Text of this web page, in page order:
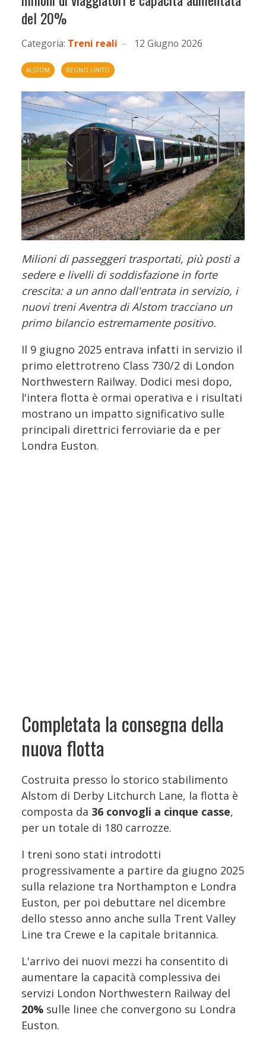
del 20%
Categoria: Treni reali 12 Giugno 2026
ALSTOM REGNO UNITO
Milioni di passeggeri trasportati, più posti a
sedere e livelli di soddisfazione in forte
crescita: a un anno dall'entrata in servizio, i
nuovi treni Aventra di Alstom tracciano un
primo bilancio estremamente positivo.
Il 9 giugno 2025 entrava infatti in servizio il
primo elettrotreno Class 730/2 di London
Northwestern Railway. Dodici mesi dopo,
l'intera flotta è ormai operativa e i risultati
mostrano un impatto significativo sulle
principali direttrici ferroviarie da e per
Londra Euston.
Completata la consegna della
nuova flotta
Costruita presso lo storico stabilimento
Alstom di Derby Litchurch Lane, la flotta è
composta da 36 convogli a cinque casse,
per un totale di 180 carrozze.
I treni sono stati introdotti
progressivamente a partire da giugno 2025
sulla relazione tra Northampton e Londra
Euston, per poi debuttare nel dicembre
dello stesso anno anche sulla Trent Valley
Line tra Crewe e la capitale britannica.
L'arrivo dei nuovi mezzi ha consentito di
aumentare la capacità complessiva dei
servizi London Northwestern Railway del
20% sulle linee che convergono su Londra
Euston.